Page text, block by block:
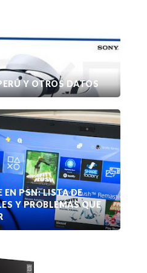
Y OTROS DATOS
EN PSN: LISTA DE
Y PROBLEMAS QUE